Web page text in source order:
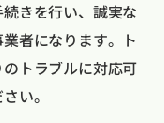
きを行い、誠実な
者になります。ト
トラブルに対応可
い。